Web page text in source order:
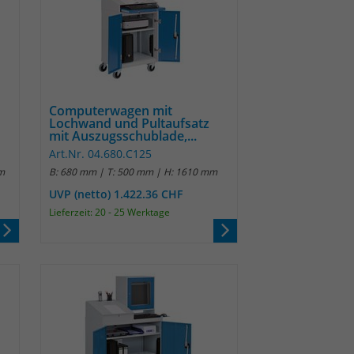
Computerwagen mit
Lochwand und Pultaufsatz
mit Auszugsschublade,...
Art.Nr. 04.680.C125
B: 680 mm | T: 500 mm | H: 1610 mm
UVP (netto) 1.422.36 CHF
Lieferzeit: 20 - 25 Werktage